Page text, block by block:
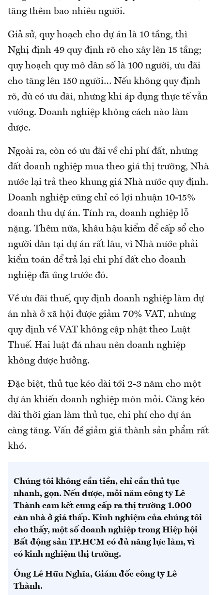
tăng thêm bao nhiêu người.
Giả sử, quy hoạch cho dự án là 10 tầng, thì
Nghị định 49 quy định rõ cho xây lên 15 tầng;
quy hoạch quy mô dân số là 100 người, ưu đãi
cho tăng lên 150 người… Nếu không quy định
rõ, dù có ưu đãi, nhưng khi áp dụng thực tế vẫn
vướng. Doanh nghiệp không cách nào làm
được.
Ngoài ra, còn có ưu đãi về chi phí đất, nhưng
đất doanh nghiệp mua theo giá thị trường, Nhà
nước lại trả theo khung giá Nhà nước quy định.
Doanh nghiệp cũng chỉ có lợi nhuận 10-15%
doanh thu dự án. Tính ra, doanh nghiệp lỗ
nặng. Thêm nữa, khâu hậu kiểm để cấp sổ cho
người dân tại dự án rất lâu, vì Nhà nước phải
kiểm toán để trả lại chi phí đất cho doanh
nghiệp đã ứng trước đó.
Về ưu đãi thuế, quy định doanh nghiệp làm dự
án nhà ở xã hội được giảm 70% VAT, nhưng
quy định về VAT không cập nhật theo Luật
Thuế. Hai luật đá nhau nên doanh nghiệp
không được hưởng.
Đặc biệt, thủ tục kéo dài tới 2-3 năm cho một
dự án khiến doanh nghiệp mòn mỏi. Càng kéo
dài thời gian làm thủ tục, chi phí cho dự án
càng tăng. Vấn đề giảm giá thành sản phẩm rất
khó.
Chúng tôi không cần tiền, chỉ cần thủ tục
nhanh, gọn. Nếu được, mỗi năm công ty Lê
Thành cam kết cung cấp ra thị trường 1.000
căn nhà ở giá thấp. Kinh nghiệm của chúng tôi
cho thấy, một số doanh nghiệp trong Hiệp hội
Bất động sản TP.HCM có đủ năng lực làm, vì
có kinh nghiệm thị trường.
Ông Lê Hữu Nghĩa, Giám đốc công ty Lê
Thành.